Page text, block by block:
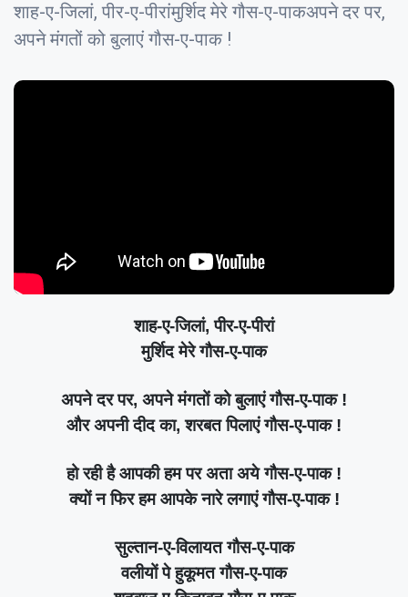
शाह-ए-जिलां, पीर-ए-पीरांमुर्शिद मेरे गौस-ए-पाकअपने दर पर,
अपने मंगतों को बुलाएं गौस-ए-पाक !
शाह-ए-जिलां, पीर-ए-पीरां
मुर्शिद मेरे गौस-ए-पाक
अपने दर पर, अपने मंगतों को बुलाएं गौस-ए-पाक !
और अपनी दीद का, शरबत पिलाएं गौस-ए-पाक !
हो रही है आपकी हम पर अता अये गौस-ए-पाक !
क्यों न फिर हम आपके नारे लगाएं गौस-ए-पाक !
सुल्तान-ए-विलायत गौस-ए-पाक
वलीयों पे हुकूमत गौस-ए-पाक